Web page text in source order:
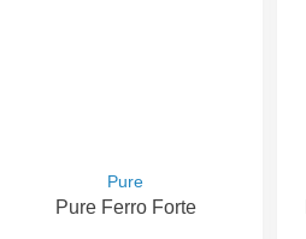
Pure
Pure Ferro Forte